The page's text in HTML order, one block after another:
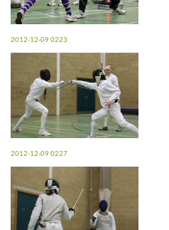
2012-12-09 0223
2012-12-09 0227